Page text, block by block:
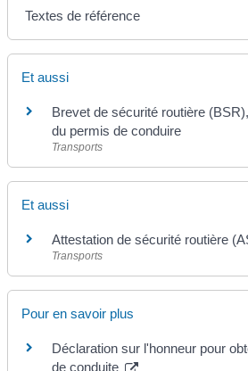
Textes de référence
Et aussi
Brevet de sécurité routière
du permis de conduire
Transports
Et aussi
Attestation de sécurité routière
Transports
Pour en savoir plus
Déclaration sur l'honneur pour
de conduite